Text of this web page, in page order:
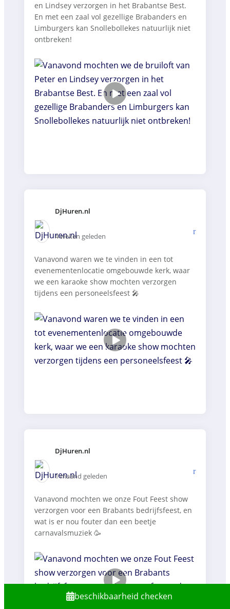
en Lindsey verzorgen in het Brabantse Best.
En met een zaal vol gezellige Brabanders en
Limburgers kan Snollebollekes natuurlijk niet
ontbreken!
DjHuren.nl️
4 weken geleden
Vanavond waren we te vinden in een tot
evenementenlocatie omgebouwde kerk, waar
we een karaoke show mochten verzorgen
tijdens een personeelsfeest 🎤
DjHuren.nl️
1 maand geleden
Vanavond mochten we onze Fout Feest show
verzorgen voor een Brabants bedrijfsfeest, en
wat is er nou fouter dan een beetje
carnavalsmuziek 🥳
beschikbaarheid checken